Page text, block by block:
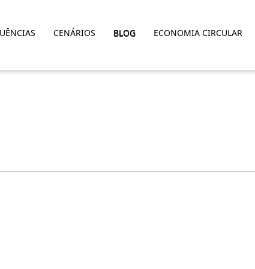
CENÁRIOS BLOG ECONOMIA CIRCULAR